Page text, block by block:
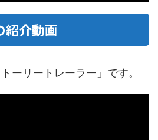
紹介動画
ーリートレーラー」です。